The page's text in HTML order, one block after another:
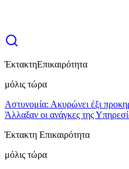
ΈκτακτηΕπικαιρότητα
μόλις τώρα
Αστυνομία: Ακυρώνει έξι
Άλλαξαν οι ανάγκες της
Έκτακτη Επικαιρότητα
μόλις τώρα